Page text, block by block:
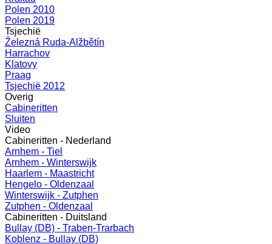
Polen 2010
Polen 2019
Tsjechië
Železná Ruda-Alžbětín
Harrachov
Klatovy
Praag
Tsjechië 2012
Overig
Cabineritten
Sluiten
Video
Cabineritten - Nederland
Arnhem - Tiel
Arnhem - Winterswijk
Haarlem - Maastricht
Hengelo - Oldenzaal
Winterswijk - Zutphen
Zutphen - Oldenzaal
Cabineritten - Duitsland
Bullay (DB) - Traben-Trarbach
Koblenz - Bullay (DB)